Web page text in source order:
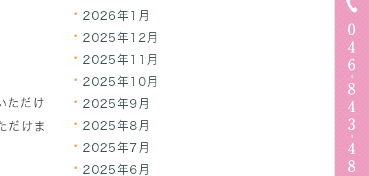
ただけ
だけま
2026年1月
2025年12月
2025年11月
2025年10月
2025年9月
2025年8月
2025年7月
2025年6月